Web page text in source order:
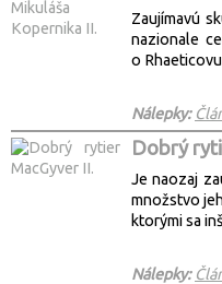
Zaujímavú
nazionale
o
Nálepky:
Dobrý
Je naozaj
množstvo
ktorými sa
Nálepky: